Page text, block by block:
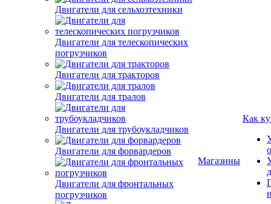
Двигатели для сельхозтехники
Двигатели для телескопических
погрузчиков
Двигатели для тракторов
Двигатели для тралов
Двигатели для трубоукладчиков
Двигатели для форвардеров
Двигатели для фронтальных
погрузчиков